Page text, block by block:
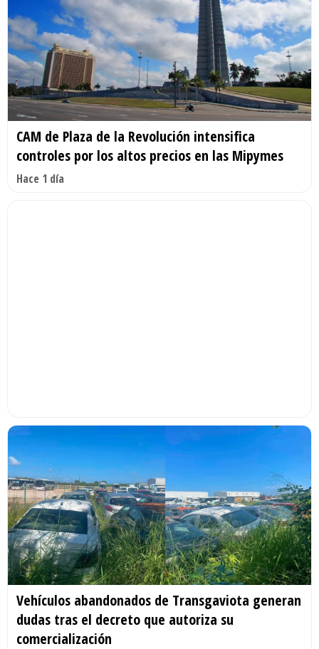
CAM de Plaza de la Revolución intensifica
controles por los altos precios en las Mipymes
Hace 1 día
Vehículos abandonados de Transgaviota generan
dudas tras el decreto que autoriza su
comercialización